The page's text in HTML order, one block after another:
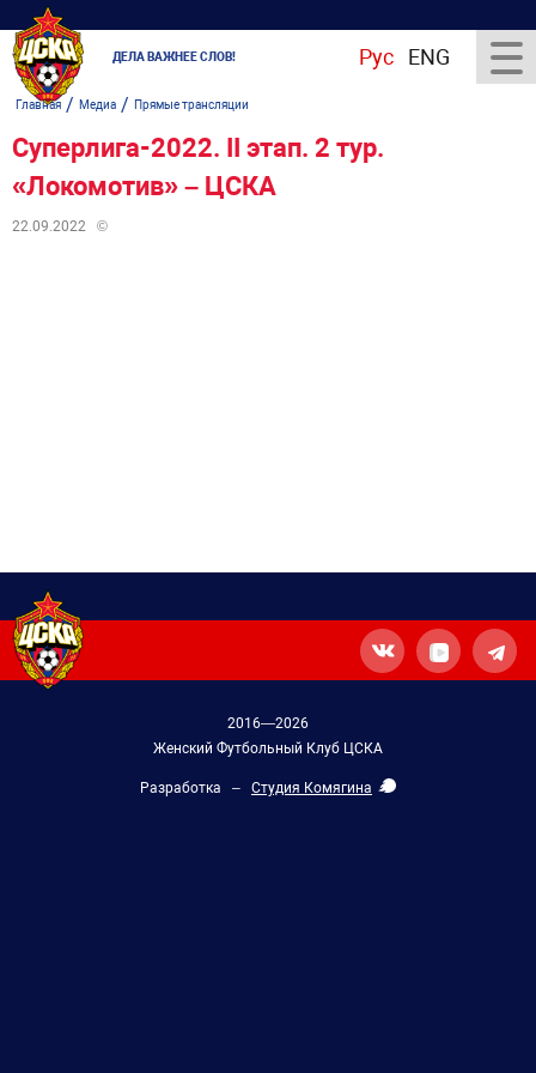
ДЕЛА ВАЖНЕЕ СЛОВ! Рус ENG
Главная/ Медиа / Прямые трансляции
Суперлига-2022. II этап. 2 тур.
«Локомотив» – ЦСКА
22.09.2022 ©
2016—2026
Женский Футбольный Клуб ЦСКА
Разработка – Студия Комягина